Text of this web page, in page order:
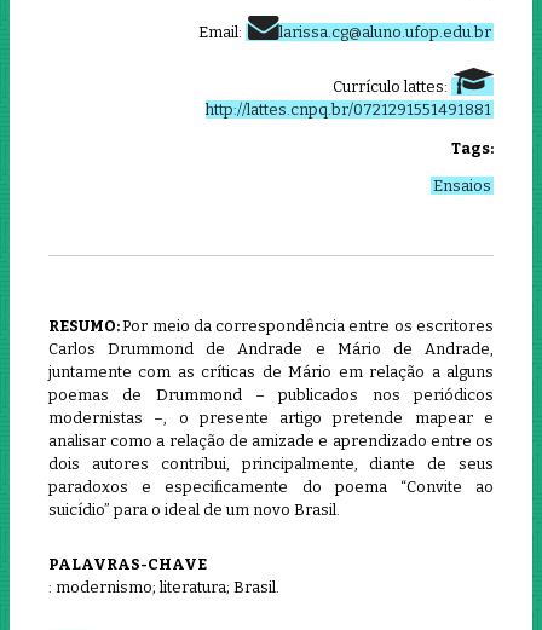
Email: larissa.cg@aluno.ufop.edu.br
Currículo lattes:
http://lattes.cnpq.br/0721291551491881
Tags:
Ensaios
RESUMO:Por meio da correspondência entre os escritores
Carlos Drummond de Andrade e Mário de Andrade,
juntamente com as críticas de Mário em relação a alguns
poemas de Drummond – publicados nos periódicos
modernistas –, o presente artigo pretende mapear e
analisar como a relação de amizade e aprendizado entre os
dois autores contribui, principalmente, diante de seus
paradoxos e especificamente do poema “Convite ao
suicídio” para o ideal de um novo Brasil.
PALAVRAS-CHAVE
: modernismo; literatura; Brasil.